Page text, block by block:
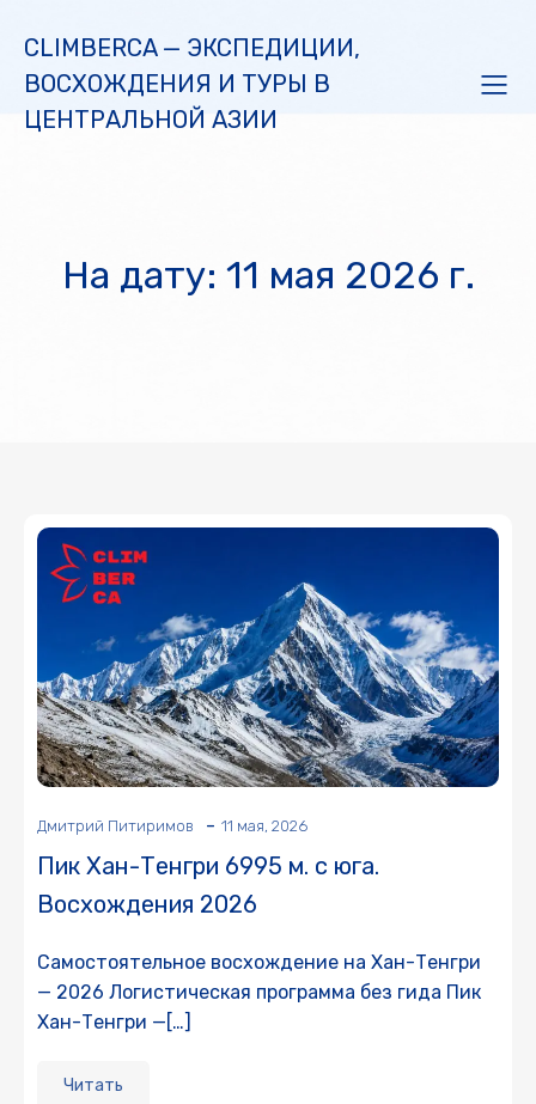
CLIMBERCA — ЭКСПЕДИЦИИ,
ВОСХОЖДЕНИЯ И ТУРЫ В
ЦЕНТРАЛЬНОЙ АЗИИ
На дату: 11 мая 2026 г.
Дмитрий Питиримов - 11 мая, 2026
Пик Хан-Тенгри 6995 м. с юга.
Восхождения 2026
Самостоятельное восхождение на Хан-Тенгри
— 2026 Логистическая программа без гида Пик
Хан-Тенгри —[…]
Читать